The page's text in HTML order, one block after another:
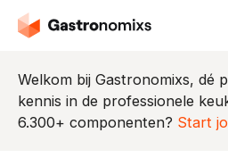
Welkom bij Gastronomixs, dé
kennis in de professionele
6.300+ componenten? Start